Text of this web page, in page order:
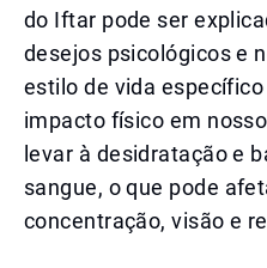
do Iftar pode ser
desejos psicológicos e
estilo de vida
impacto físico em
levar à desidratação e
sangue, o que pode
concentração, visão e